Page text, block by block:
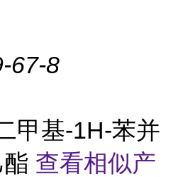
67-8
甲基-1H-苯并
查看相似产